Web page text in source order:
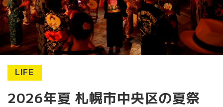
LIFE
2026年夏 札幌市中央区の夏祭